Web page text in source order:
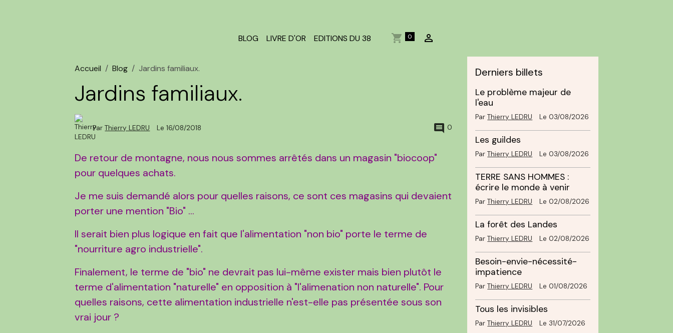
BLOG LIVRE D'OR EDITIONS DU 38 0
Accueil Blog Jardins familiaux.
Jardins familiaux.
ParThierry LEDRU Le 16/08/2018 0
De retour de montagne, nous nous sommes arrêtés dans un magasin "biocoop"
pour quelques achats.
Je me suis demandé alors pour quelles raisons, ce sont ces magasins qui devaient
porter une mention "Bio" ...
Il serait bien plus logique en fait que l'alimentation "non bio" porte le terme de
"nourriture agro industrielle".
Finalement, le terme de "bio" ne devrait pas lui-même exister mais bien plutôt le
terme d'alimentation "naturelle" en opposition à "l'alimenation non naturelle". Pour
quelles raisons, cette alimentation industrielle n'est-elle pas présentée sous son
vrai jour ?
Derniers billets
Le problème majeur de
l'eau
ParThierry LEDRU Le 03/08/2026
Les guildes
ParThierry LEDRU Le 03/08/2026
TERRE SANS HOMMES :
écrire le monde à venir
ParThierry LEDRU Le 02/08/2026
La forêt des Landes
ParThierry LEDRU Le 02/08/2026
Besoin-envie-nécessité-
impatience
ParThierry LEDRU Le 01/08/2026
Tous les invisibles
ParThierry LEDRU Le 31/07/2026